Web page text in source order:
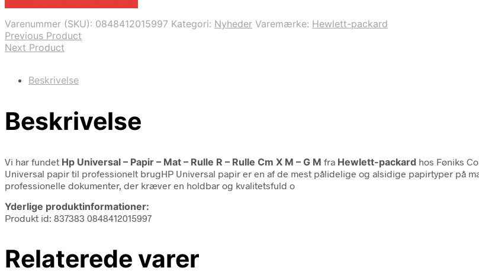
Varenummer (SKU): 0848412015997 Kategori: Nyheder Varemærke: Hewlett-packard
Previous Product
Next Product
Beskrivelse
Beskrivelse
Vi har fundet Hp Universal – Papir – Mat – Rulle R – Rulle Cm X M – G M fra Hewlett-packard hos Føniks
Universal papir til professionelt brugHP Universal papir er en af de mest pålidelige og alsidige papirtyper på
professionelle dokumenter, der kræver en holdbar og kvalitetsfuld o
Yderlige produktinformationer:
Produkt id: 837383 0848412015997
Relaterede varer